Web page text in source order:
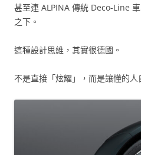
甚至連 ALPINA 傳統 Deco-Line
之下。
這種設計思維，其實很德國。
不是直接「炫耀」，而是讓懂的人